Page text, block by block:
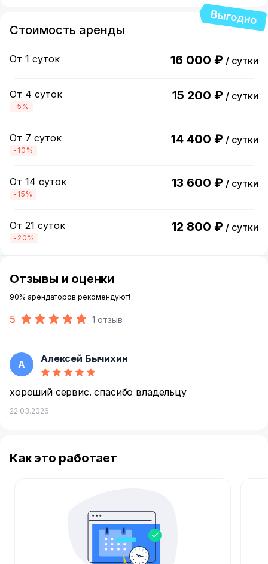
Стоимость аренды
От 1 суток 16 000 ₽ / сутки
От 4 суток
-5%
15 200 ₽ / сутки
От 7 суток
-10%
14 400 ₽ / сутки
От 14 суток
-15%
13 600 ₽ / сутки
От 21 суток
-20%
12 800 ₽ / сутки
Отзывы и оценки
90% арендаторов рекомендуют!
5 1 отзыв
А Алексей Бычихин
хороший сервис. спасибо владельцу
22.03.2026
Как это работает